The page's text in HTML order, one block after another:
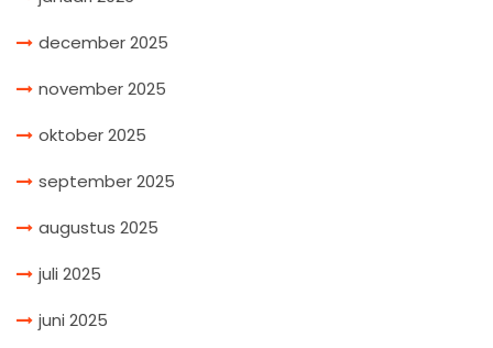
december 2025
november 2025
oktober 2025
september 2025
augustus 2025
juli 2025
juni 2025